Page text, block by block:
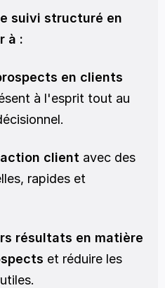
suivi structuré en
à :
en clients
à l'esprit tout au
client avec des
rapides et
résultats en matière
et réduire les